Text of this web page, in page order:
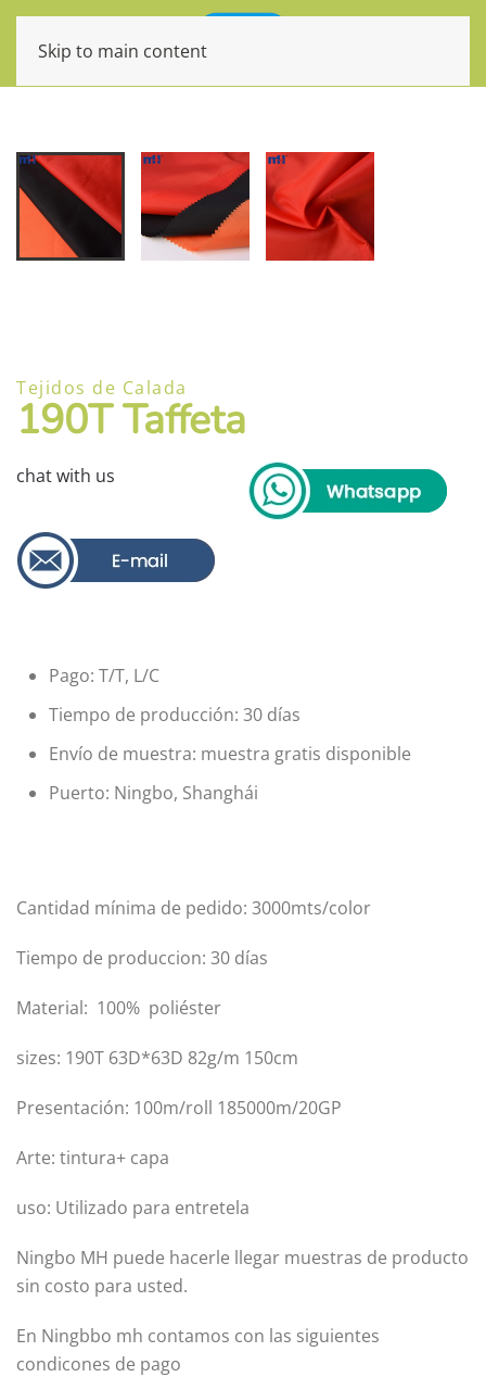
Skip to main content
Tejidos de Calada
190T Taffeta
chat with us
Pago: T/T, L/C
Tiempo de producción: 30 días
Envío de muestra: muestra gratis disponible
Puerto: Ningbo, Shanghái
Cantidad mínima de pedido: 3000mts/color
Tiempo de produccion: 30 días
Material: 100% poliéster
sizes: 190T 63D*63D 82g/m 150cm
Presentación: 100m/roll 185000m/20GP
Arte: tintura+ capa
uso: Utilizado para entretela
Ningbo MH puede hacerle llegar muestras de producto
sin costo para usted.
En Ningbbo mh contamos con las siguientes
condicones de pago